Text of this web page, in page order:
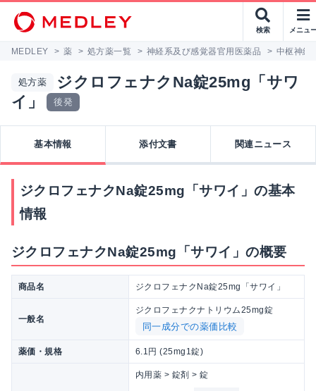
検索 メニュ
MEDLEY > 薬 > 処方薬一覧 > 神経系及び感覚器官用医薬品 > 中枢神経
処方薬
ジクロフェナクNa錠25mg「サワ
イ」
後発
基本情報 添付文書 関連ニュース
ジクロフェナクNa錠25mg「サワイ」の基本
情報
ジクロフェナクNa錠25mg「サワイ」の概要
商品名 ジクロフェナクNa錠25mg「サワイ」
一般名
ジクロフェナクナトリウム25mg錠
同一成分での薬価比較
薬価・規格 6.1円 (25mg1錠)
内用薬 > 錠剤 > 錠